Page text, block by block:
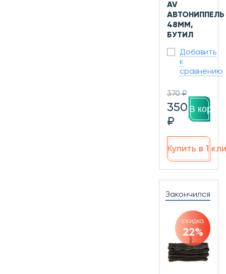
AV
АВТОНИППЕЛЬ
48ММ,
БУТИЛ
Добавить
к
сравнению
370 ₽
350
₽
В
Купить в 1
Закончился
скидка
22%